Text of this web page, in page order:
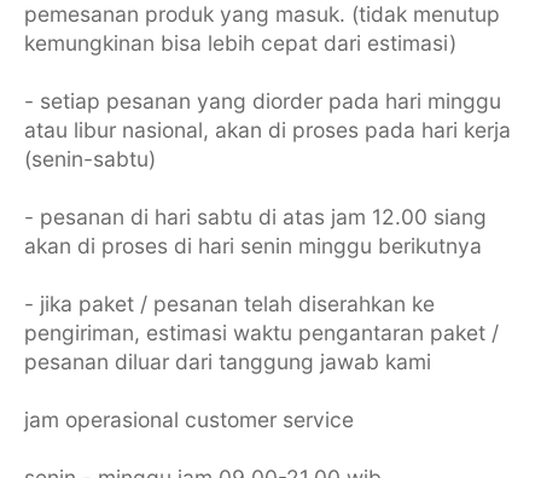
pemesanan produk yang masuk. (tidak menutup
kemungkinan bisa lebih cepat dari estimasi)
- setiap pesanan yang diorder pada hari minggu
atau libur nasional, akan di proses pada hari kerja
(senin-sabtu)
- pesanan di hari sabtu di atas jam 12.00 siang
akan di proses di hari senin minggu berikutnya
- jika paket / pesanan telah diserahkan ke
pengiriman, estimasi waktu pengantaran paket /
pesanan diluar dari tanggung jawab kami
jam operasional customer service